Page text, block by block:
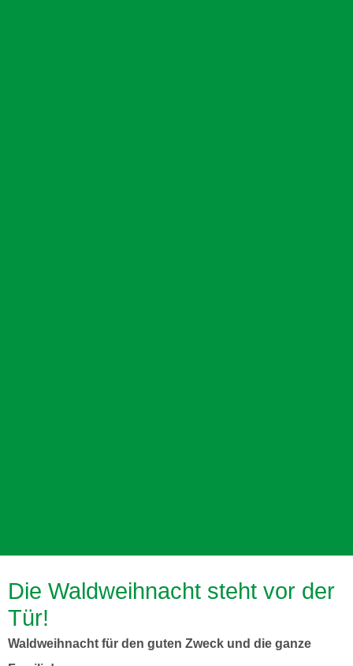
UMWELT- UND
Die Waldweihnacht steht vor der
Tür!
Waldweihnacht für den guten Zweck und die ganze